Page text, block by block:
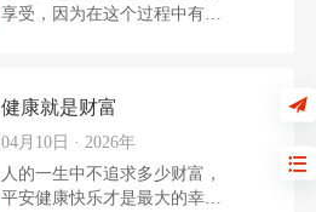
享受，因为在这个过程中有一
健康就是财富
04月10日 · 2026年
人的一生中不追求多少财富，
平安健康快乐才是最大的幸